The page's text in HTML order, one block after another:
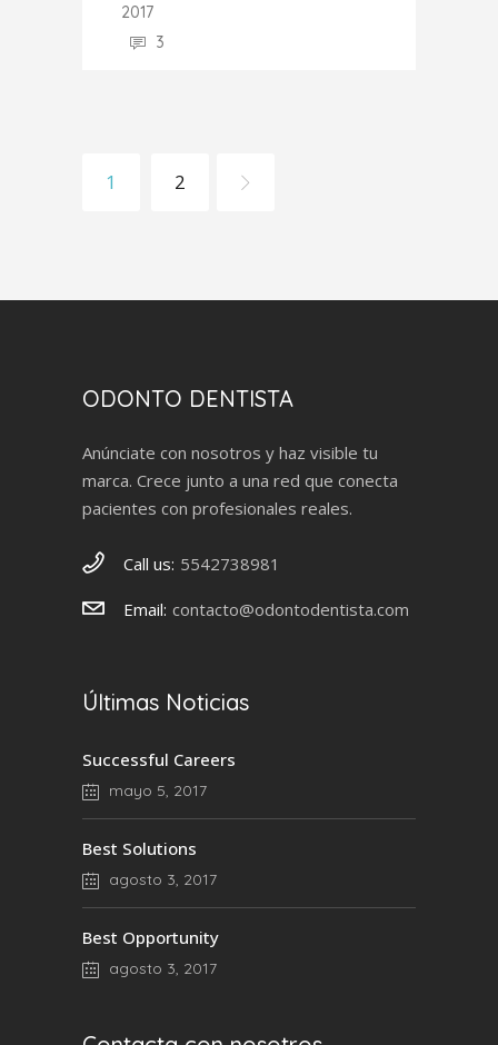
2017
3
1 2
ODONTO DENTISTA
Anúnciate con nosotros y haz visible tu
marca. Crece junto a una red que conecta
pacientes con profesionales reales.
Call us: 5542738981
Email: contacto@odontodentista.com
Últimas Noticias
Successful Careers
mayo 5, 2017
Best Solutions
agosto 3, 2017
Best Opportunity
agosto 3, 2017